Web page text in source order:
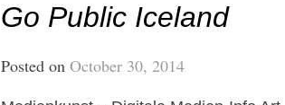
Go Public Iceland
Posted on October 30, 2014